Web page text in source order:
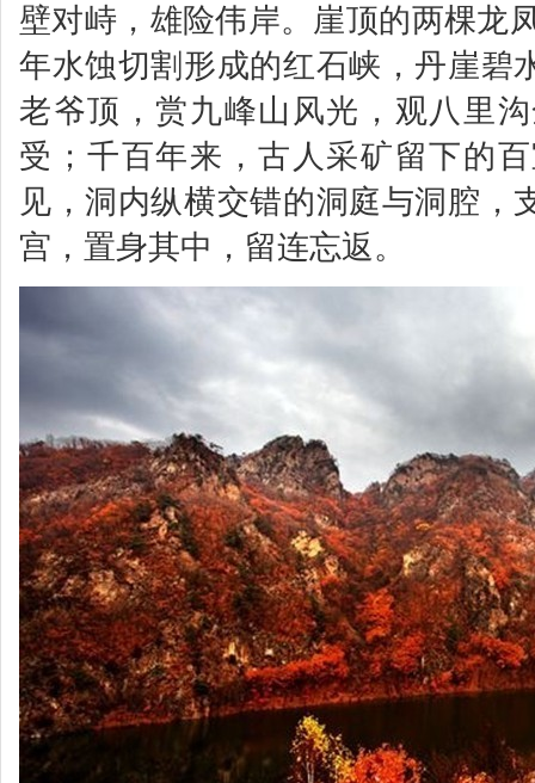
壁对峙，雄险伟岸。崖顶的两棵龙
年水蚀切割形成的红石峡，丹崖碧
老爷顶，赏九峰山风光，观八里
受；千百年来，古人采矿留下的
见，洞内纵横交错的洞庭与洞腔，
宫，置身其中，留连忘返。